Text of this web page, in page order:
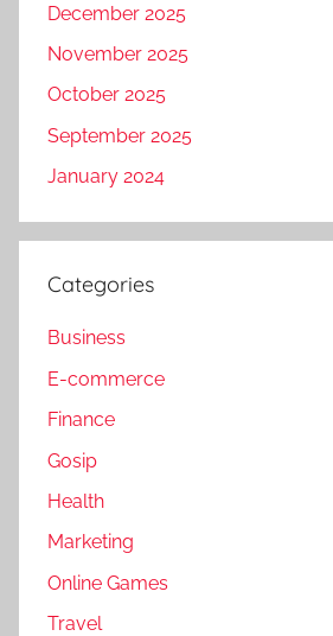
December 2025
November 2025
October 2025
September 2025
January 2024
Categories
Business
E-commerce
Finance
Gosip
Health
Marketing
Online Games
Travel